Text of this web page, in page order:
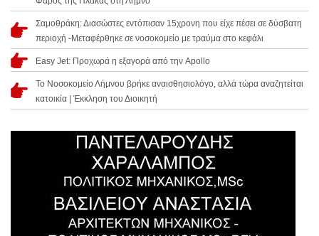
Σαμοθράκη: Διασώστες εντόπισαν 15χρονη που είχε πέσει σε δύσβατη
περιοχή -Μεταφέρθηκε σε νοσοκομείο με τραύμα στο κεφάλι
Easy Jet: Προχωρά η εξαγορά από την Apollo
Το Νοσοκομείο Λήμνου βρήκε αναισθησιολόγο, αλλά τώρα αναζητείται
κατοικία | Έκκληση του Διοικητή